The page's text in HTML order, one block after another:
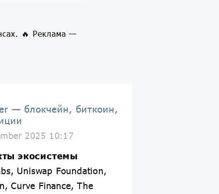
🔥 Реклама —
— блокчейн, биткоин,
2025 10:17
экосистемы
Uniswap Foundation,
Curve Finance, The